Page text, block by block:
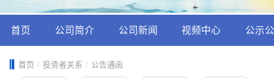
首页 公司简介 公司新闻 视频中心 公示
首页 / 投资者关系 / 公告通函